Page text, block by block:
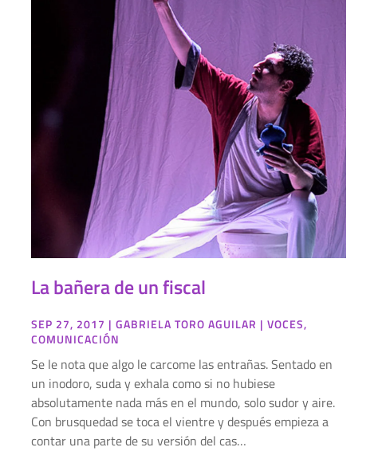
La bañera de un fiscal
SEP 27, 2017 |GABRIELA TORO AGUILAR |VOCES,
COMUNICACIÓN
Se le nota que algo le carcome las entrañas. Sentado en
un inodoro, suda y exhala como si no hubiese
absolutamente nada más en el mundo, solo sudor y aire.
Con brusquedad se toca el vientre y después empieza a
contar una parte de su versión del cas…